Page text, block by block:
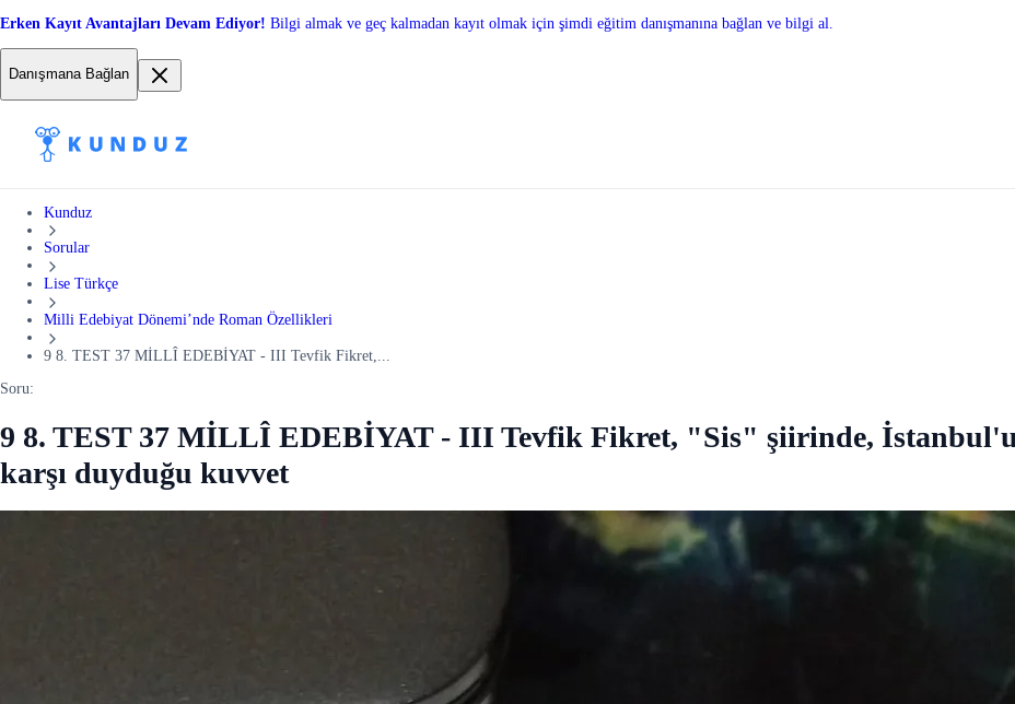
Erken Kayıt Avantajları Devam Ediyor! Bilgi almak ve geç kalmadan kayıt olmak için şimdi eğitim danışmanına bağlan ve bilgi al.
Danışmana Bağlan
Kunduz
Sorular
Lise Türkçe
Milli Edebiyat Dönemi’nde Roman Özellikleri
9 8. TEST 37 MİLLÎ EDEBİYAT - III Tevfik Fikret,...
Soru:
9 8. TEST 37 MİLLÎ EDEBİYAT - III Tevfik Fikret, "Sis" şiirinde,
karşı duyduğu kuvvet